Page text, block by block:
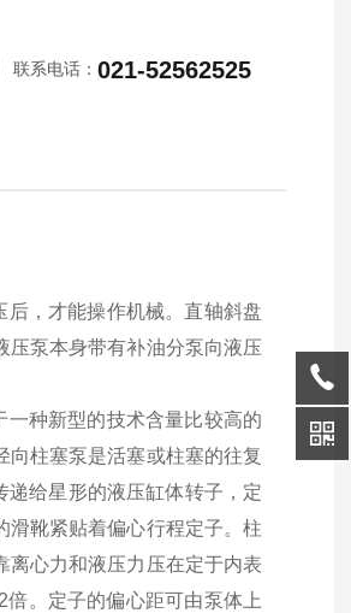
联系电话：021-52562525
，才能操作机械。直轴斜盘
压泵本身带有补油分泵向液压
种新型的技术含量比较高的
柱塞泵是活塞或柱塞的往复
给星形的液压缸体转子，定
滑靴紧贴着偏心行程定子。柱
离心力和液压力压在定于内表
。定子的偏心距可由泵体上